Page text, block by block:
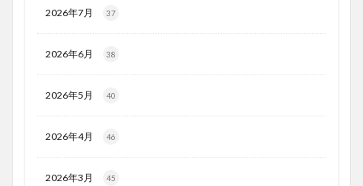
2026年7月 37
2026年6月 38
2026年5月 40
2026年4月 46
2026年3月 45